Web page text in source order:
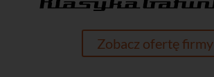
Zobacz ofertę firmy